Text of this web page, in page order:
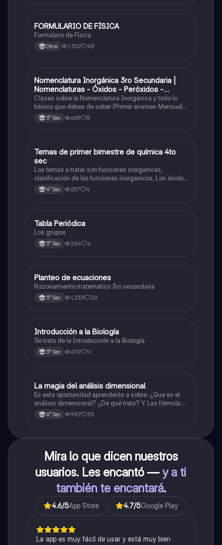
Física
FORMULARIO DE FÍSICA
Formulario de Física
Otros 1,302 45
Química
Nomenclatura Inorgánica 3ro Secundaria |
Nomenclaturas - Óxidos - Peróxidos -
Hidróxido o Bases
Clases sobre la Nomenclatura Inorgánica y todo lo
básico que debes de saber (Primer examen Mensual
2025)3° Sec 665 8
Química
Temas de primer bimestre de química 4to
sec
Los temas a tratar son funciones inorganicas,
clasificación de las funciones inorganicas, Los óxidos
y los óxidos ácidos
4° Sec 257 4
Química
Tabla Periódica
Los grupos
3° Sec 264 4
Matemáticas
Planteo de ecuaciones
Razonamiento matemático 3ro secundaria
3° Sec 1,233 20
Biología
Introducción a la Biología
Se trata de la Introducción a la Biología
3° Sec 670 11
Física
La magia del análisis dimensional
Es esta oportunidad aprenderás a sobre: ¿Que es el
análisis dimensional? ¿De qué trata? Y Las fórmulas
de las magnitudes fundamentales y derivadas.
4° Sec 992 33
Mira lo que dicen nuestros
usuarios. Les encantó —y a ti
también te encantará.
4.6/5App Store 4.7/5Google Play
La app es muy fácil de usar y está muy bien